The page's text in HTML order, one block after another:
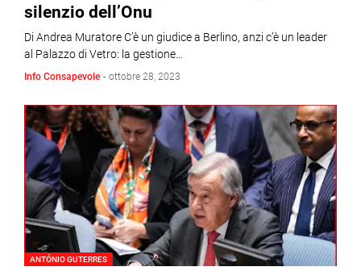
silenzio dell’Onu
Di Andrea Muratore C’è un giudice a Berlino, anzi c’è un leader
al Palazzo di Vetro: la gestione…
Info Consapevole - ottobre 28, 2023
ANTÓNIO GUTERRES